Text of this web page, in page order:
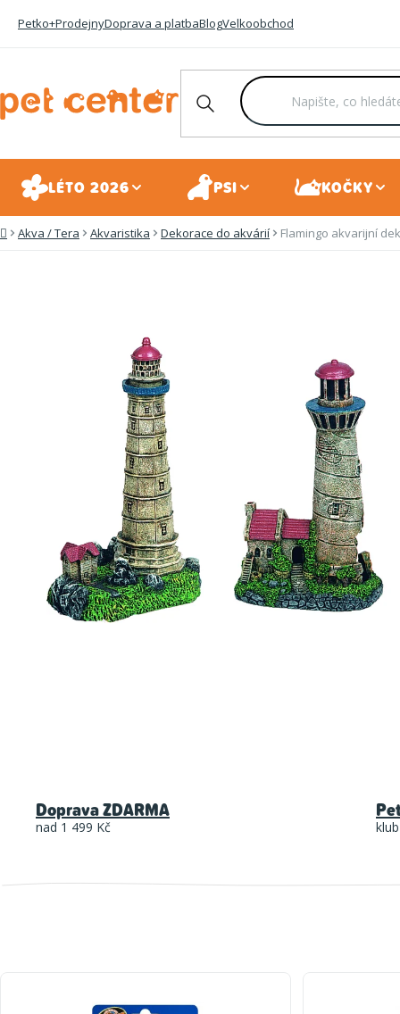
Petko+ProdejnyDoprava a platbaBlogVelkoobchod
LÉTO 2026 PSI KOČKY
DomůAkva / Tera Akvaristika Dekorace do akvárií Flamingo akvarijní
Doprava ZDARMA
nad 1 499 Kč